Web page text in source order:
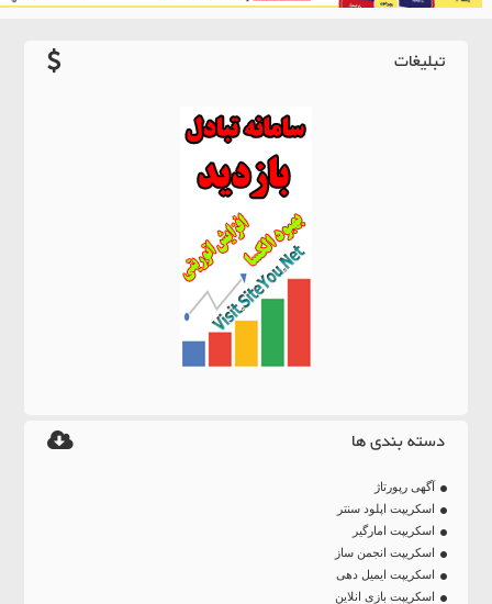
تبلیغات
دسته بندی ها
آگهی رپورتاژ
اسکریپت اپلود سنتر
اسکریپت امارگیر
اسکریپت انجمن ساز
اسکریپت ایمیل دهی
اسکریپت بازی انلاین